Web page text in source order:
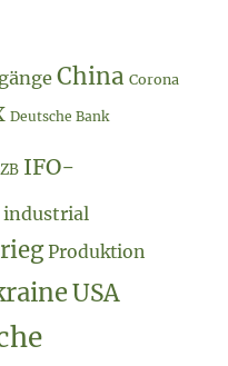
China Corona
Deutsche Bank
IFO-
industrial
Produktion
USA